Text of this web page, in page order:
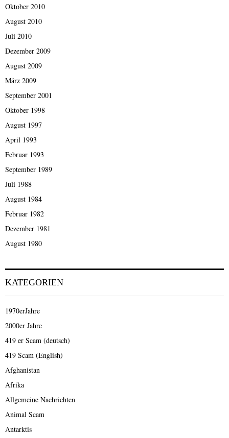
Oktober 2010
August 2010
Juli 2010
Dezember 2009
August 2009
März 2009
September 2001
Oktober 1998
August 1997
April 1993
Februar 1993
September 1989
Juli 1988
August 1984
Februar 1982
Dezember 1981
August 1980
KATEGORIEN
1970erJahre
2000er Jahre
419 er Scam (deutsch)
419 Scam (English)
Afghanistan
Afrika
Allgemeine Nachrichten
Animal Scam
Antarktis